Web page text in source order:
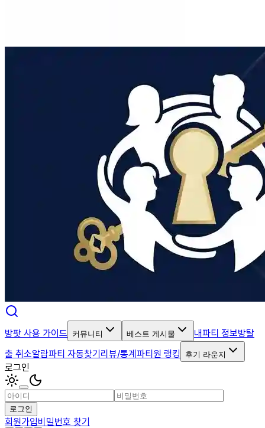
방팟 사용 가이드 커뮤니티 베스트 게시물 내파티 정보방탈
출 취소알람파티 자동찾기리뷰/통계파티원 랭킹 후기 라운지
로그인
로그인
회원가입비밀번호 찾기